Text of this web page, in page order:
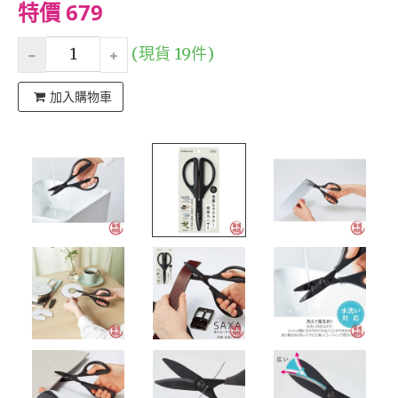
特價 679
(現貨 19件)
加入購物車